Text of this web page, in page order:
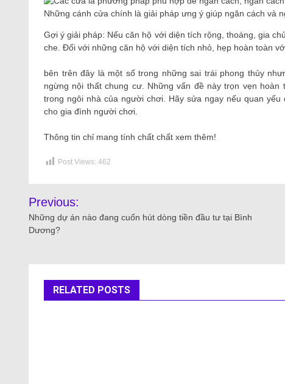
Những cánh cửa chính là giải pháp ưng ý giúp ngăn cách và
Gợi ý giải pháp: Nếu căn hộ với diện tích rộng, thoáng, gia
che. Đối với những căn hộ với diện tích nhỏ, hẹp hoàn toàn
bên trên đây là một số trong những sai trái phong thủy
ngừng nội thất chung cư. Những vấn đề này trọn vẹn
trong ngôi nhà của người chơi. Hãy sửa ngay nếu quan
cho gia đình người chơi.
Thông tin chỉ mang tính chất chất xem thêm!
Post Views: 462
Previous:
Những dự án nào đang cuốn hút dòng tiền đầu tư tại Bình
Dương?
RELATED POSTS